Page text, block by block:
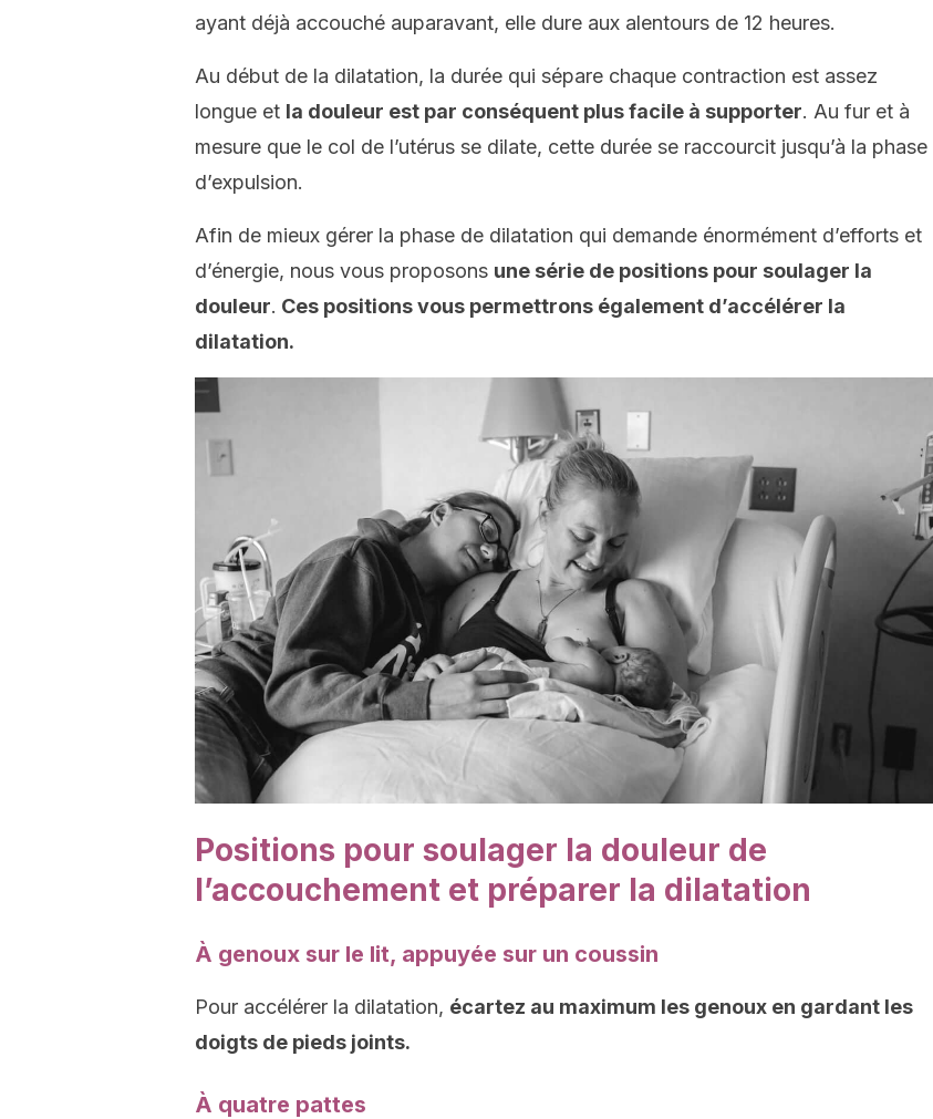
ayant déjà accouché auparavant, elle dure aux alentours de 12 heures.
Au début de la dilatation, la durée qui sépare chaque contraction est assez
longue et la douleur est par conséquent plus facile à supporter. Au fur et à
mesure que le col de l’utérus se dilate, cette durée se raccourcit jusqu’à la phase
d’expulsion.
Afin de mieux gérer la phase de dilatation qui demande énormément d’efforts et
d’énergie, nous vous proposons une série de positions pour soulager la
douleur. Ces positions vous permettrons également d’accélérer la
dilatation.
Positions pour soulager la douleur de
l’accouchement et préparer la dilatation
À genoux sur le lit, appuyée sur un coussin
Pour accélérer la dilatation, écartez au maximum les genoux en gardant les
doigts de pieds joints.
À quatre pattes